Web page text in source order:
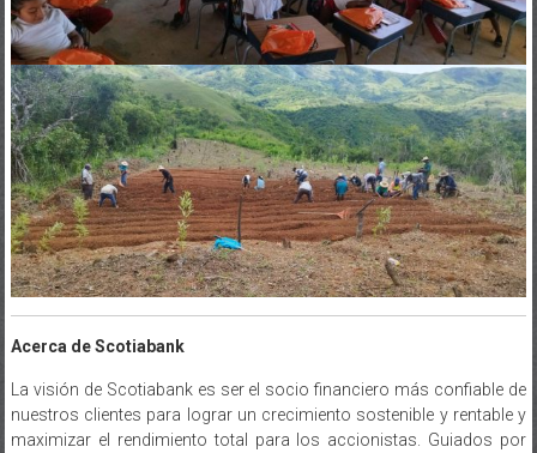
Acerca de Scotiabank
La visión de Scotiabank es ser el socio financiero más confiable de
nuestros clientes para lograr un crecimiento sostenible y rentable y
maximizar el rendimiento total para los accionistas. Guiados por